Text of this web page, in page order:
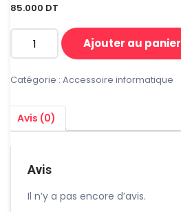
85.000 DT
quantité
CHARGEUR
PC
PORTABLE
ASUS
Ajouter au panier
Catégorie : Accessoire informatique
Avis (0)
Avis
Il n’y a pas encore d’avis.